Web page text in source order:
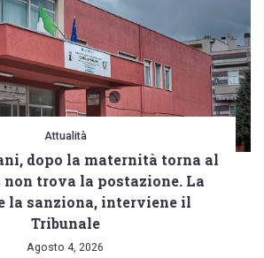
Attualità
dopo la maternità torna al
trova la postazione. La
la sanziona, interviene il
Tribunale
Agosto 4, 2026